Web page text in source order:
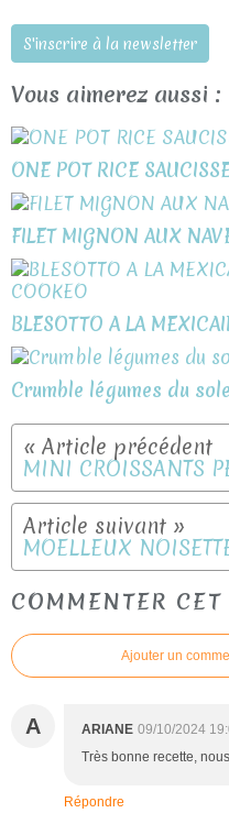
S'inscrire à la newsletter
Vous aimerez aussi :
ONE POT RICE
FILET MIGNON AUX
BLESOTTO A LA
Crumble légumes du
MINI CROISSANTS
COMMENTER CET
Ajouter un
A ARIANE 09/10/2024
Très bonne recette,
Répondre